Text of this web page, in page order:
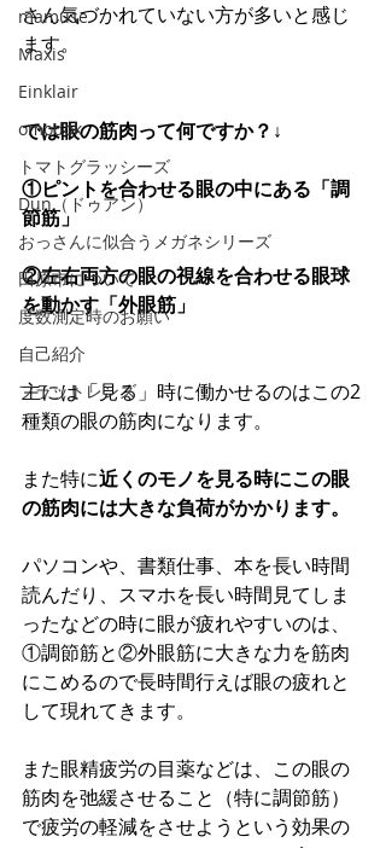
mamuse
Maxis
Einklair
omodok
トマトグラッシーズ
Dun（ドゥアン）
おっさんに似合うメガネシリーズ
田原市について
度数測定時のお願い
自己紹介
フラットレンズ
さん気づかれていない方が多いと感じ
ます。
では眼の筋肉って何ですか？↓
①ピントを合わせる眼の中にある「調
節筋」
②左右両方の眼の視線を合わせる眼球
を動かす「外眼筋」
主には「見る」時に働かせるのはこの2
種類の眼の筋肉になります。
また特に近くのモノを見る時にこの眼
の筋肉には大きな負荷がかかります。
パソコンや、書類仕事、本を長い時間
読んだり、スマホを長い時間見てしま
ったなどの時に眼が疲れやすいのは、
①調節筋と②外眼筋に大きな力を筋肉
にこめるので長時間行えば眼の疲れと
して現れてきます。
また眼精疲労の目薬などは、この眼の
筋肉を弛緩させること（特に調節筋）
で疲労の軽減をさせようという効果の